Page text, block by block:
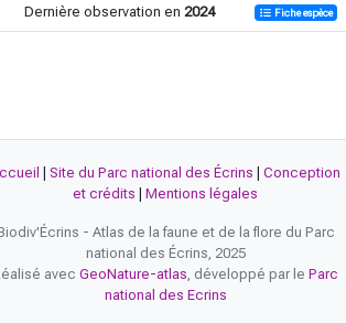
Dernière observation en 2024 Fiche espèce
Site du Parc national des Écrins
Conception
et crédits
Mentions légales
- Atlas de la faune et de la flore du Parc
national des Écrins, 2025
avec GeoNature-atlas, développé par le Parc
national des Ecrins